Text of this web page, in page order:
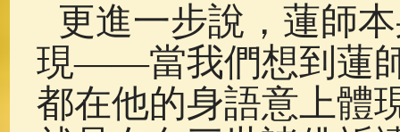
更進一步說，蓮師
現——當我們想到蓮
都在他的身語意上體